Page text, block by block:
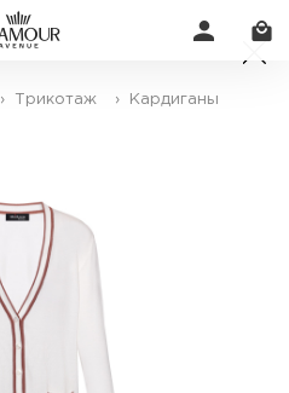
› Трикотаж › Кардиганы